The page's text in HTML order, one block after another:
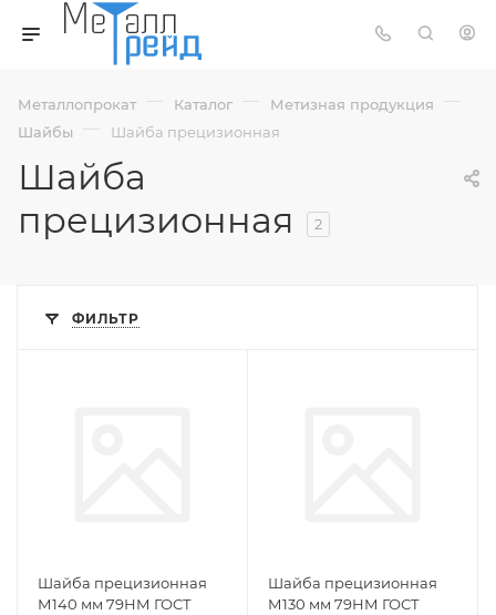
Металлопрокат — Каталог — Метизная продукция —
Шайбы — Шайба прецизионная
Шайба
прецизионная
2
ФИЛЬТР
Шайба прецизионная
М140 мм 79НМ ГОСТ
Шайба прецизионная
М130 мм 79НМ ГОСТ